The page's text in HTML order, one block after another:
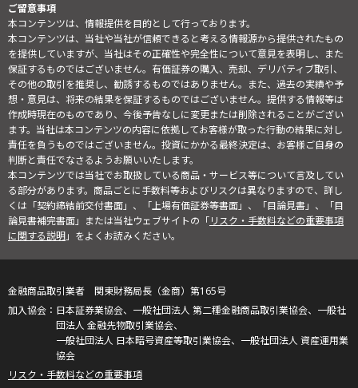
ご留意事項
本コンテンツは、情報提供を目的として行っております。
本コンテンツは、当社や当社が信頼できると考える情報源から提供されたもの
を提供していますが、当社はその正確性や完全性について意見を表明し、また
保証するものではございません。有価証券の購入、売却、デリバティブ取引、
その他の取引を推奨し、勧誘するものではありません。また、過去の実績や予
想・意見は、将来の結果を保証するものではございません。提供する情報等は
作成時現在のものであり、今後予告なしに変更または削除されることがござい
ます。当社は本コンテンツの内容に依拠してお客様が取った行動の結果に対し
責任を負うものではございません。投資にかかる最終決定は、お客様ご自身の
判断と責任でなさるようお願いいたします。
本コンテンツでは当社でお取扱している商品・サービス等について言及してい
る部分があります。商品ごとに手数料等およびリスクは異なりますので、詳し
くは「契約締結前交付書面」、「上場有価証券等書面」、「目論見書」、「目
論見書補完書面」または当社ウェブサイトの「リスク・手数料などの重要事項
に関する説明」をよくお読みください。
金融商品取引業者 関東財務局長（金商）第165号
日本証券業協会、一般社団法人 第二種金融商品取引業協会、一般社
団法人 金融先物取引業協会、
一般社団法人 日本暗号資産等取引業協会、一般社団法人 資産運用業
協会
リスク・手数料などの重要事項